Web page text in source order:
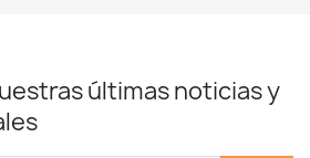
últimas noticias y